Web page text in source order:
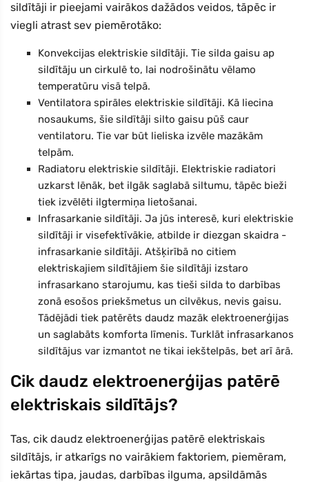
sildītāji ir pieejami vairākos dažādos veidos, tāpēc ir
viegli atrast sev piemērotāko:
Konvekcijas elektriskie sildītāji. Tie silda gaisu ap
sildītāju un cirkulē to, lai nodrošinātu vēlamo
temperatūru visā telpā.
Ventilatora spirāles elektriskie sildītāji. Kā liecina
nosaukums, šie sildītāji silto gaisu pūš caur
ventilatoru. Tie var būt lieliska izvēle mazākām
telpām.
Radiatoru elektriskie sildītāji. Elektriskie radiatori
uzkarst lēnāk, bet ilgāk saglabā siltumu, tāpēc bieži
tiek izvēlēti ilgtermiņa lietošanai.
Infrasarkanie sildītāji. Ja jūs interesē, kuri elektriskie
sildītāji ir visefektīvākie, atbilde ir diezgan skaidra -
infrasarkanie sildītāji. Atšķirībā no citiem
elektriskajiem sildītājiem šie sildītāji izstaro
infrasarkano starojumu, kas tieši silda to darbības
zonā esošos priekšmetus un cilvēkus, nevis gaisu.
Tādējādi tiek patērēts daudz mazāk elektroenerģijas
un saglabāts komforta līmenis. Turklāt infrasarkanos
sildītājus var izmantot ne tikai iekštelpās, bet arī ārā.
Cik daudz elektroenerģijas patērē
elektriskais sildītājs?
Tas, cik daudz elektroenerģijas patērē elektriskais
sildītājs, ir atkarīgs no vairākiem faktoriem, piemēram,
iekārtas tipa, jaudas, darbības ilguma, apsildāmās